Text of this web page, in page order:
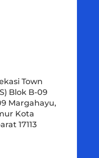
Town
Blok B-09
Margahayu,
Kota
17113